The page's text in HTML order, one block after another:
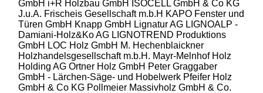
GmbH i+R Holzbau GmbH
ISOCELL GmbH & Co KG
J.u.A. Frischeis Gesellschaft m.b.H KAPO Fenster und
Türen GmbH Knapp GmbH Lignatur AG LIGNOALP -
Damiani-Holz&Ko AG LIGNOTREND Produktions
GmbH LOC Holz GmbH M. Hechenblaickner
Holzhandelsgesellschaft m.b.H. Mayr-Melnhof Holz
Holding AG Ortner Holz GmbH Peter Graggaber
GmbH - Lärchen-Säge- und Hobelwerk Pfeifer Holz
GmbH & Co KG Pollmeier Massivholz GmbH & Co.